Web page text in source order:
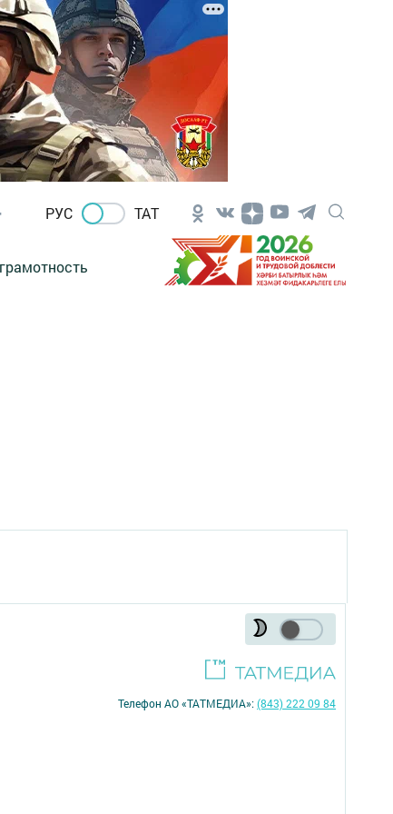
РУС ТАТ
Телефон АО «ТАТМЕДИА»:(843) 222 09 84